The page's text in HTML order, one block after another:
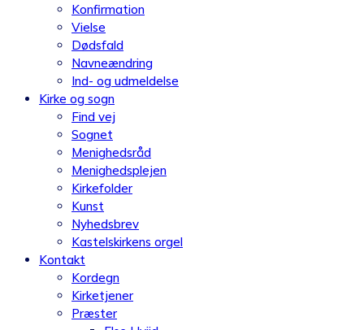
Konfirmation
Vielse
Dødsfald
Navneændring
Ind- og udmeldelse
Kirke og sogn
Find vej
Sognet
Menighedsråd
Menighedsplejen
Kirkefolder
Kunst
Nyhedsbrev
Kastelskirkens orgel
Kontakt
Kordegn
Kirketjener
Præster